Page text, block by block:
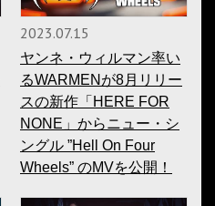
2023.07.15
ヤンネ・ウィルマン率い
るWARMENが8月リリー
スの新作「HERE FOR
NONE」からニュー・シ
ングル ”Hell On Four
Wheels” のMVを公開！